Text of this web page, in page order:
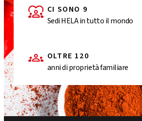
CI SONO 9
Sedi HELA in tutto il mondo
OLTRE 120
anni di proprietà familiare